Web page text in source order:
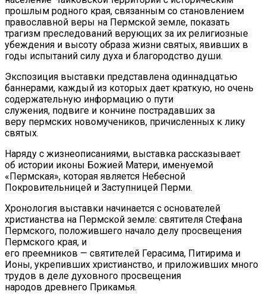
прошлым родного края, связанным со становлением
православной веры на Пермской земле, показать
трагизм преследований верующих за их религиозные
убеждения и высоту образа жизни святых, явивших в
годы испытаний силу духа и благородство души.
Экспозиция выставки представлена одиннадцатью
баннерами, каждый из которых дает краткую, но очень
содержательную информацию о пути
служения, подвиге и кончине пострадавших за
веру пермских новомучеников, причисленных к лику
святых.
Наряду с жизнеописаниями, выставка рассказывает
об истории иконы Божией Матери, именуемой
«Пермская», которая является Небесной
Покровительницей и Заступницей Перми.
Хронология выставки начинается с основателей
христианства на Пермской земле: святителя Стефана
Пермского, положившего начало делу просвещения
Пермского края, и
его преемников — святителей Герасима, Питирима и
Ионы, укрепивших христианство, и приложивших много
трудов в деле духовного просвещения
народов древнего Прикамья.